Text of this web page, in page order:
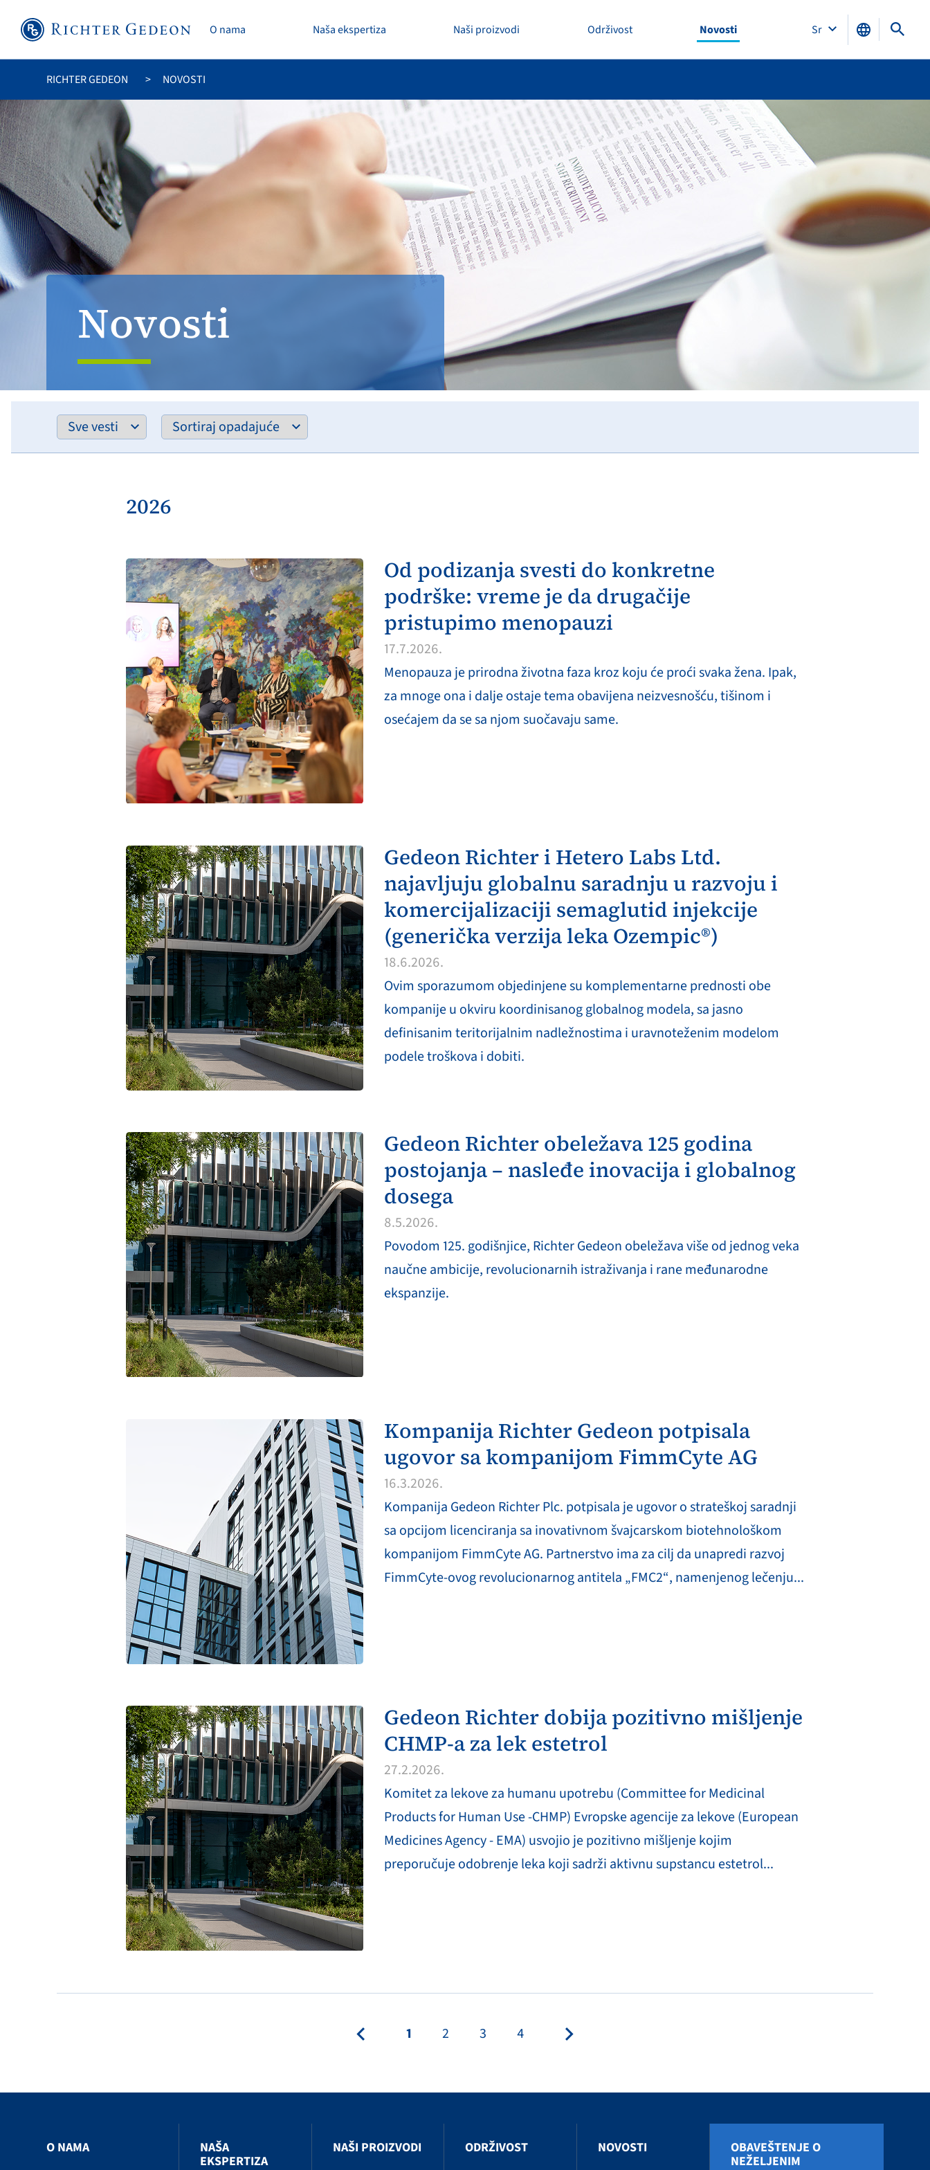
O nama Naša ekspertiza Naši proizvodi Održivost Novosti Sr
RICHTER GEDEON NOVOSTI
Novosti
2026
Od podizanja svesti do konkretne
podrške: vreme je da drugačije
pristupimo menopauzi
17.7.2026.
Menopauza je prirodna životna faza kroz koju će proći svaka žena. Ipak,
za mnoge ona i dalje ostaje tema obavijena neizvesnošću, tišinom i
osećajem da se sa njom suočavaju same.
Gedeon Richter i Hetero Labs Ltd.
najavljuju globalnu saradnju u razvoju i
komercijalizaciji semaglutid injekcije
(generička verzija leka Ozempic®)
18.6.2026.
Ovim sporazumom objedinjene su komplementarne prednosti obe
kompanije u okviru koordinisanog globalnog modela, sa jasno
definisanim teritorijalnim nadležnostima i uravnoteženim modelom
podele troškova i dobiti.
Gedeon Richter obeležava 125 godina
postojanja – nasleđe inovacija i globalnog
dosega
8.5.2026.
Povodom 125. godišnjice, Richter Gedeon obeležava više od jednog veka
naučne ambicije, revolucionarnih istraživanja i rane međunarodne
ekspanzije.
Kompanija Richter Gedeon potpisala
ugovor sa kompanijom FimmCyte AG
16.3.2026.
Kompanija Gedeon Richter Plc. potpisala je ugovor o strateškoj saradnji
sa opcijom licenciranja sa inovativnom švajcarskom biotehnološkom
kompanijom FimmCyte AG. Partnerstvo ima za cilj da unapredi razvoj
FimmCyte‑ovog revolucionarnog antitela „FMC2“, namenjenog lečenju...
Gedeon Richter dobija pozitivno mišljenje
CHMP-a za lek estetrol
27.2.2026.
Komitet za lekove za humanu upotrebu (Committee for Medicinal
Products for Human Use -CHMP) Evropske agencije za lekove (European
Medicines Agency - EMA) usvojio je pozitivno mišljenje kojim
preporučuje odobrenje leka koji sadrži aktivnu supstancu estetrol...
1 2 3 4
O NAMA
NAŠA
EKSPERTIZA
NAŠI PROIZVODI ODRŽIVOST NOVOSTI
OBAVEŠTENJE O
NEŽELJENIM